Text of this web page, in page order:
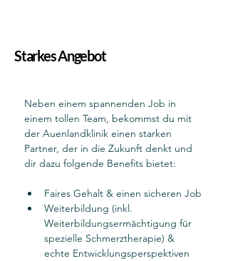
Starkes Angebot
Neben einem spannenden Job in
einem tollen Team, bekommst du mit
der Auenlandklinik einen starken
Partner, der in die Zukunft denkt und
dir dazu folgende Benefits bietet:
Faires Gehalt & einen sicheren Job
Weiterbildung (inkl.
Weiterbildungsermächtigung für
spezielle Schmerztherapie) &
echte Entwicklungsperspektiven